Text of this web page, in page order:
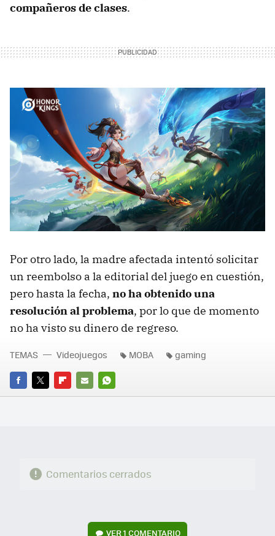
compañeros de clases.
Por otro lado, la madre afectada intentó solicitar
un reembolso a la editorial del juego en cuestión,
pero hasta la fecha, no ha obtenido una
resolución al problema, por lo que de momento
no ha visto su dinero de regreso.
FACEBOOK
TWITTERFLIPBOARD
E-
WHATSAPP
TEMAS Videojuegos MOBA gaming
Comentarios cerrados
VER1 COMENTARIO